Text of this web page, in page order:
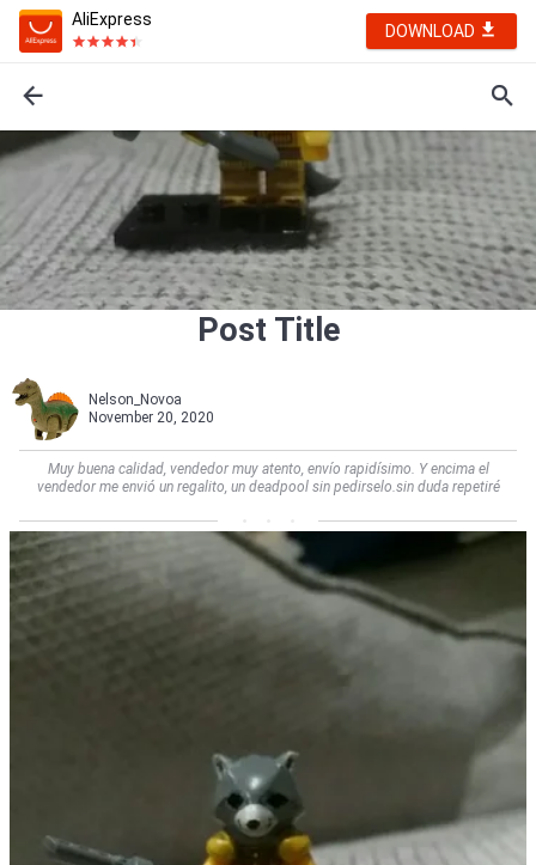
AliExpress
DOWNLOAD
Post Title
Nelson_Novoa
November 20, 2020
Muy buena calidad, vendedor muy atento, envío rapidísimo. Y encima el
vendedor me envió un regalito, un deadpool sin pedirselo.sin duda repetiré